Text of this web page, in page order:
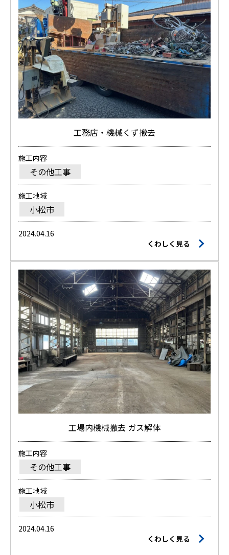
工務店・機械くず撤去
施工内容
その他工事
施工地域
小松市
2024.04.16
くわしく見る
工場内機械撤去 ガス解体
施工内容
その他工事
施工地域
小松市
2024.04.16
くわしく見る